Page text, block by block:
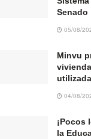
Senado
05/08/
Minvu
04/08/
¡Pocos
la